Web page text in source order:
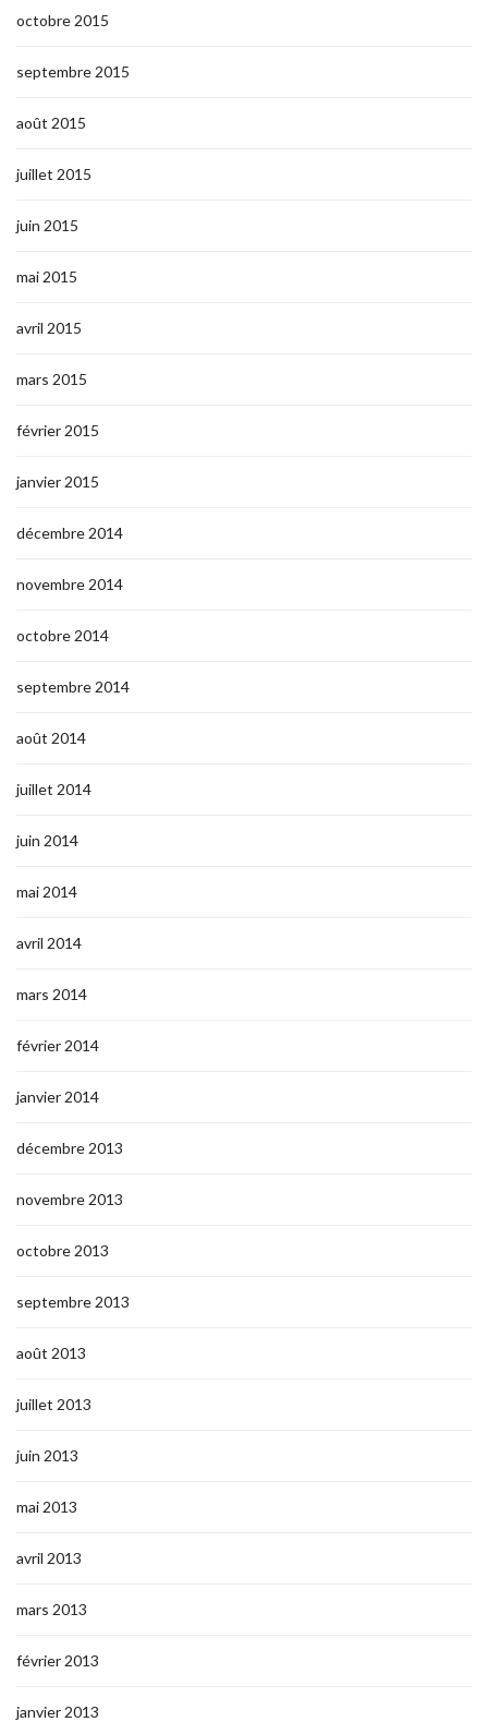
octobre 2015
septembre 2015
août 2015
juillet 2015
juin 2015
mai 2015
avril 2015
mars 2015
février 2015
janvier 2015
décembre 2014
novembre 2014
octobre 2014
septembre 2014
août 2014
juillet 2014
juin 2014
mai 2014
avril 2014
mars 2014
février 2014
janvier 2014
décembre 2013
novembre 2013
octobre 2013
septembre 2013
août 2013
juillet 2013
juin 2013
mai 2013
avril 2013
mars 2013
février 2013
janvier 2013